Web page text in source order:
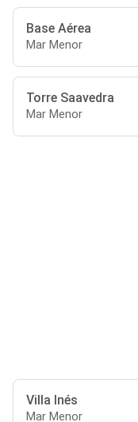
Base Aérea
Mar Menor
Torre Saavedra
Mar Menor
Villa Inés
Mar Menor